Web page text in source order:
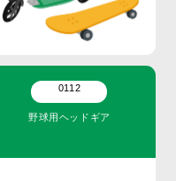
0112
野球用ヘッドギア